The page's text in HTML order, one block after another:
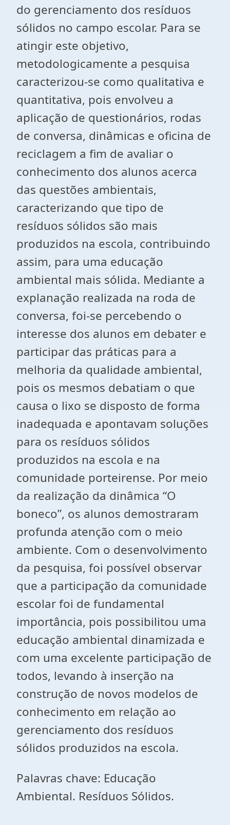
do gerenciamento dos resíduos
sólidos no campo escolar. Para se
atingir este objetivo,
metodologicamente a pesquisa
caracterizou-se como qualitativa e
quantitativa, pois envolveu a
aplicação de questionários, rodas
de conversa, dinâmicas e oficina de
reciclagem a fim de avaliar o
conhecimento dos alunos acerca
das questões ambientais,
caracterizando que tipo de
resíduos sólidos são mais
produzidos na escola, contribuindo
assim, para uma educação
ambiental mais sólida. Mediante a
explanação realizada na roda de
conversa, foi-se percebendo o
interesse dos alunos em debater e
participar das práticas para a
melhoria da qualidade ambiental,
pois os mesmos debatiam o que
causa o lixo se disposto de forma
inadequada e apontavam soluções
para os resíduos sólidos
produzidos na escola e na
comunidade porteirense. Por meio
da realização da dinâmica “O
boneco”, os alunos demostraram
profunda atenção com o meio
ambiente. Com o desenvolvimento
da pesquisa, foi possível observar
que a participação da comunidade
escolar foi de fundamental
importância, pois possibilitou uma
educação ambiental dinamizada e
com uma excelente participação de
todos, levando à inserção na
construção de novos modelos de
conhecimento em relação ao
gerenciamento dos resíduos
sólidos produzidos na escola.
Palavras chave: Educação
Ambiental. Resíduos Sólidos.